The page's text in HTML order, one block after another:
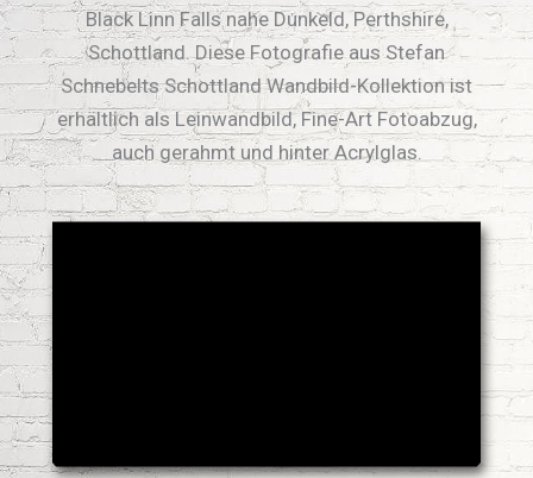
Black Linn Falls nahe Dunkeld, Perthshire,
Schottland. Diese Fotografie aus Stefan
Schnebelts Schottland Wandbild-Kollektion ist
erhältlich als Leinwandbild, Fine-Art Fotoabzug,
auch gerahmt und hinter Acrylglas.